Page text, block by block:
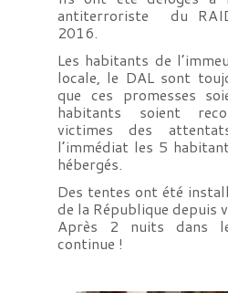
antiterroriste du
2016.
Les habitants de
locale, le DAL sont
que ces promesses
habitants soient
victimes des
l’immédiat les 5
hébergés.
Des tentes ont été
de la République depuis
Après 2 nuits dans
continue !